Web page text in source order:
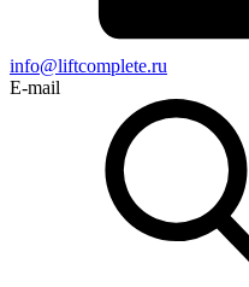
info@liftcomplete.ru
E-mail